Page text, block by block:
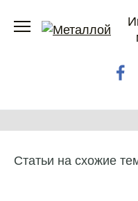
Статьи на схожие